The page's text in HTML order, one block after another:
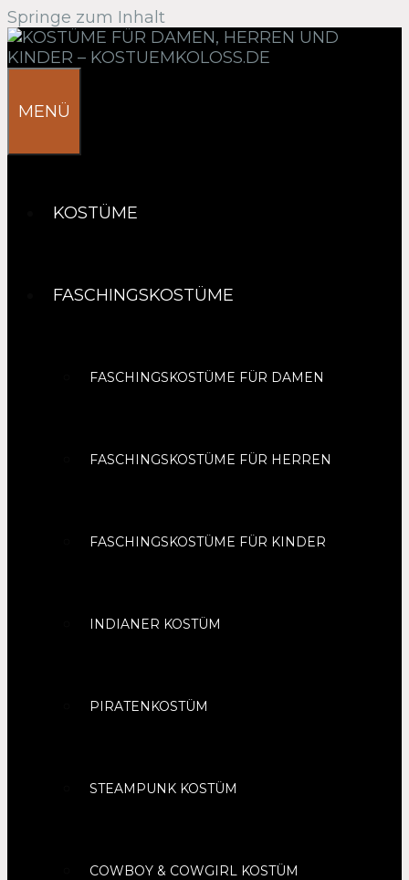
Springe zum Inhalt
MENÜ
KOSTÜME
FASCHINGSKOSTÜME
FASCHINGSKOSTÜME FÜR DAMEN
FASCHINGSKOSTÜME FÜR HERREN
FASCHINGSKOSTÜME FÜR KINDER
INDIANER KOSTÜM
PIRATENKOSTÜM
STEAMPUNK KOSTÜM
COWBOY & COWGIRL KOSTÜM